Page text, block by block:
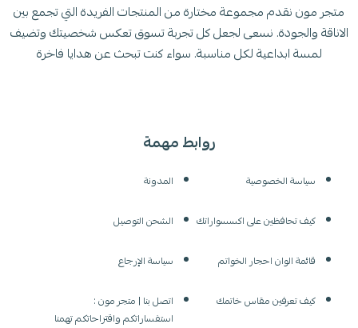
روابط مهمة
سياسة الخصوصية
كيف تحافظين على اكسسواراتك
قائمة الوان احجار الخواتم
كيف تعرفين مقاس خاتمك
المدونة
الشحن التوصيل
سياسة الإرجاع
اتصل بنا | متجر مون :
استفساراتكم واقتراحاتكم تهمنا
متجر مون نقدم مجموعة مختارة من المنتجات الفريدة التي تجمع بين
الاناقة والجودة. نسعى لجعل كل تجربة تسوق تعكس شخصيتك وتضيف
لمسة ابداعية لكل مناسبة. سواء كنت تبحث عن هدايا فاخرة